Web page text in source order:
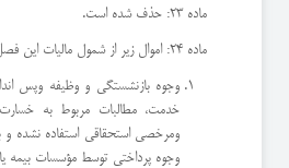
ماده 23: حذف شده است.
ماده 24: اموال زیر از شمول مالیات این فصل خارج است:
وجوه بازنشستگی و وظیفه وپس
خدمت، مطالبات مربوط به خسارت
ومرخصی استحقاقی استفاده نشده و
وجوه پرداختی توسط مؤسسات بیمه یا